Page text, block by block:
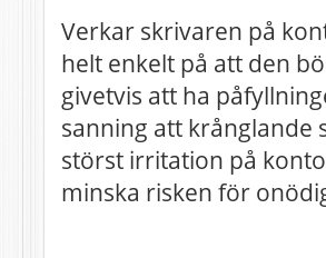
Verkar skrivaren på
helt enkelt på att den
givetvis att ha
sanning att krånglande
störst irritation på
minska risken för